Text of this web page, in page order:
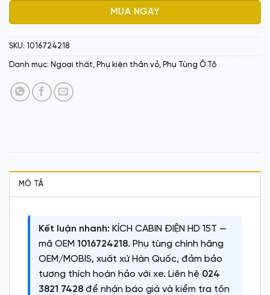
MUA NGAY
SKU: 1016724218
Danh mục: Ngoại thất, Phụ kiện thân vỏ, Phụ Tùng Ô Tô
MÔ TẢ
Kết luận nhanh: KÍCH CABIN ĐIỆN HD 15T —
mã OEM 1016724218. Phụ tùng chính hãng
OEM/MOBIS, xuất xứ Hàn Quốc, đảm bảo
tương thích hoàn hảo với xe. Liên hệ 024
3821 7428 để nhận báo giá và kiểm tra tồn